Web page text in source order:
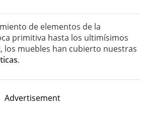
de elementos de la
primitiva hasta los ultimísimos
los muebles han cubierto nuestras
.
Advertisement